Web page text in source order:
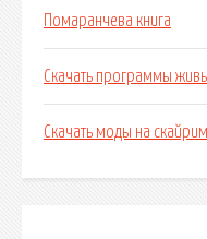
Помаранчева книга
Скачать программы
Скачать моды на